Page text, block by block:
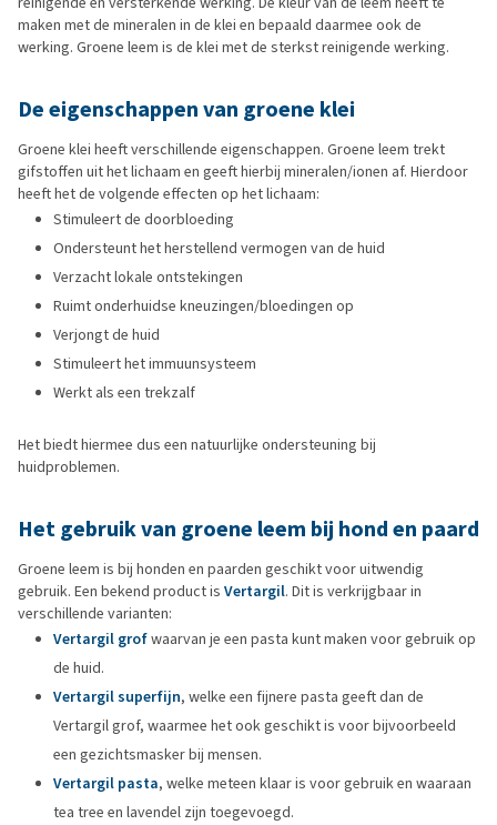
maken met de mineralen in de klei en bepaald daarmee ook de
werking. Groene leem is de klei met de sterkst reinigende werking.
De eigenschappen van groene klei
Groene klei heeft verschillende eigenschappen. Groene leem trekt
gifstoffen uit het lichaam en geeft hierbij mineralen/ionen af. Hierdoor
heeft het de volgende effecten op het lichaam:
Stimuleert de doorbloeding
Ondersteunt het herstellend vermogen van de huid
Verzacht lokale ontstekingen
Ruimt onderhuidse kneuzingen/bloedingen op
Verjongt de huid
Stimuleert het immuunsysteem
Werkt als een trekzalf
Het biedt hiermee dus een natuurlijke ondersteuning bij
huidproblemen.
Het gebruik van groene leem bij hond en paard
Groene leem is bij honden en paarden geschikt voor uitwendig
gebruik. Een bekend product is Vertargil. Dit is verkrijgbaar in
verschillende varianten:
Vertargil grofwaarvan je een pasta kunt maken voor gebruik op
de huid.
Vertargil superfijn, welke een fijnere pasta geeft dan de
Vertargil grof, waarmee het ook geschikt is voor bijvoorbeeld
een gezichtsmasker bij mensen.
Vertargil pasta, welke meteen klaar is voor gebruik en waaraan
tea tree en lavendel zijn toegevoegd.